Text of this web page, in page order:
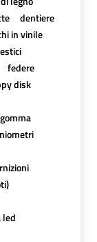
dentiere
in vinile
federe
disk
gomma
led